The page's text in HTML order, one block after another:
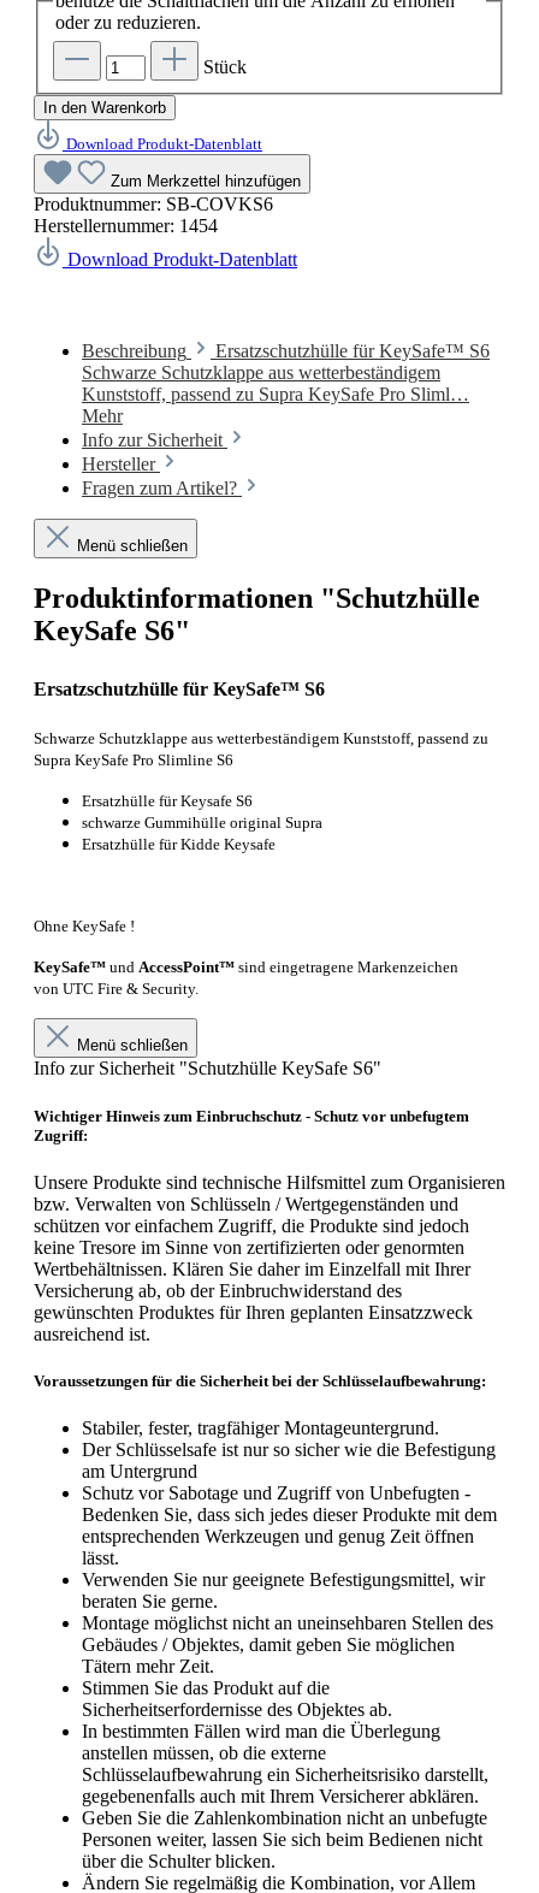
oder zu reduzieren.
Stück
In den Warenkorb
Download Produkt-Datenblatt
Zum Merkzettel hinzufügen
Produktnummer: SB-COVKS6
Herstellernummer: 1454
Download Produkt-Datenblatt
Beschreibung
Ersatzschutzhülle für KeySafe™ S6
Schwarze Schutzklappe aus wetterbeständigem
Kunststoff, passend zu Supra KeySafe Pro Sliml…
Mehr
Info zur Sicherheit
Hersteller
Fragen zum Artikel?
Menü schließen
Produktinformationen "Schutzhülle
KeySafe S6"
Ersatzschutzhülle für KeySafe™ S6
Schwarze Schutzklappe aus wetterbeständigem Kunststoff, passend zu
Supra KeySafe Pro Slimline S6
Ersatzhülle für Keysafe S6
schwarze Gummihülle original Supra
Ersatzhülle für Kidde Keysafe
Ohne KeySafe !
KeySafe™ und AccessPoint™ sind eingetragene Markenzeichen
von UTC Fire & Security.
Menü schließen
Info zur Sicherheit "Schutzhülle KeySafe S6"
Wichtiger Hinweis zum Einbruchschutz - Schutz vor unbefugtem
Zugriff:
Unsere Produkte sind technische Hilfsmittel zum Organisieren
bzw. Verwalten von Schlüsseln / Wertgegenständen und
schützen vor einfachem Zugriff, die Produkte sind jedoch
keine Tresore im Sinne von zertifizierten oder genormten
Wertbehältnissen. Klären Sie daher im Einzelfall mit Ihrer
Versicherung ab, ob der Einbruchwiderstand des
gewünschten Produktes für Ihren geplanten Einsatzzweck
ausreichend ist.
Voraussetzungen für die Sicherheit bei der Schlüsselaufbewahrung:
Stabiler, fester, tragfähiger Montageuntergrund.
Der Schlüsselsafe ist nur so sicher wie die Befestigung
am Untergrund
Schutz vor Sabotage und Zugriff von Unbefugten -
Bedenken Sie, dass sich jedes dieser Produkte mit dem
entsprechenden Werkzeugen und genug Zeit öffnen
lässt.
Verwenden Sie nur geeignete Befestigungsmittel, wir
beraten Sie gerne.
Montage möglichst nicht an uneinsehbaren Stellen des
Gebäudes / Objektes, damit geben Sie möglichen
Tätern mehr Zeit.
Stimmen Sie das Produkt auf die
Sicherheitserfordernisse des Objektes ab.
In bestimmten Fällen wird man die Überlegung
anstellen müssen, ob die externe
Schlüsselaufbewahrung ein Sicherheitsrisiko darstellt,
gegebenenfalls auch mit Ihrem Versicherer abklären.
Geben Sie die Zahlenkombination nicht an unbefugte
Personen weiter, lassen Sie sich beim Bedienen nicht
über die Schulter blicken.
Ändern Sie regelmäßig die Kombination, vor Allem